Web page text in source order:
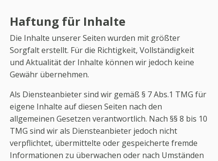
Haftung für Inhalte
Die Inhalte unserer Seiten wurden mit größter
Sorgfalt erstellt. Für die Richtigkeit, Vollständigkeit
und Aktualität der Inhalte können wir jedoch keine
Gewähr übernehmen.
Als Diensteanbieter sind wir gemäß § 7 Abs.1 TMG für
eigene Inhalte auf diesen Seiten nach den
allgemeinen Gesetzen verantwortlich. Nach §§ 8 bis 10
TMG sind wir als Diensteanbieter jedoch nicht
verpflichtet, übermittelte oder gespeicherte fremde
Informationen zu überwachen oder nach Umständen